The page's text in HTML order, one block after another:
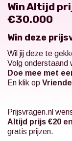
Win Altijd
€30.000
Win deze
Wil jij deze te
Volg onderstaand
Doe mee met
En klik op
Prijsvragen.nl
Altijd prijs €20
gratis prijzen.